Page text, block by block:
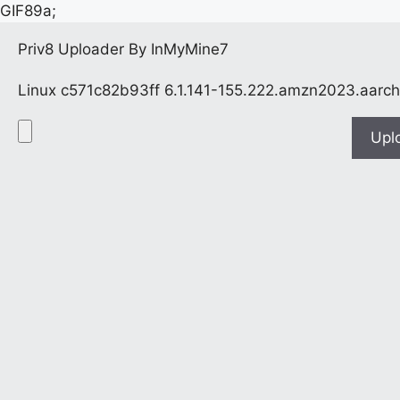
GIF89a;
Priv8 Uploader By InMyMine7